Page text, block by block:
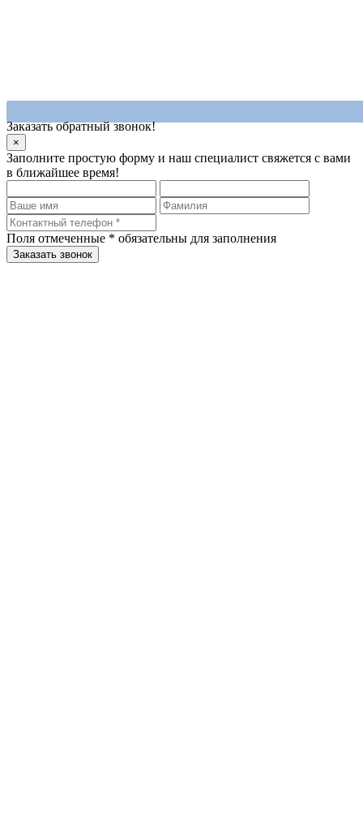
Заказать обратный звонок!
×
Заполните простую форму и наш специалист свяжется с вами
в ближайшее время!
Поля отмеченные * обязательны для заполнения